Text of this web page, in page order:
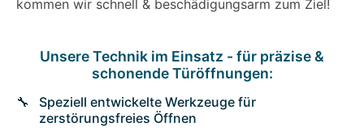
kommen wir schnell & beschädigungsarm zum Ziel!
Unsere Technik im Einsatz - für präzise &
schonende Türöffnungen:
Speziell entwickelte Werkzeuge für
zerstörungsfreies Öffnen